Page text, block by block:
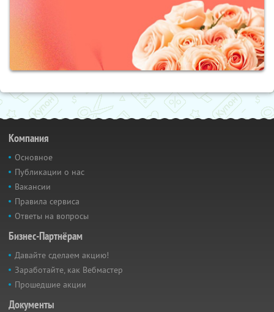
Компания
Основное
Публикации о нас
Вакансии
Правила сервиса
Ответы на вопросы
Бизнес-Партнёрам
Давайте сделаем акцию!
Заработайте, как Вебмастер
Прошедшие акции
Документы